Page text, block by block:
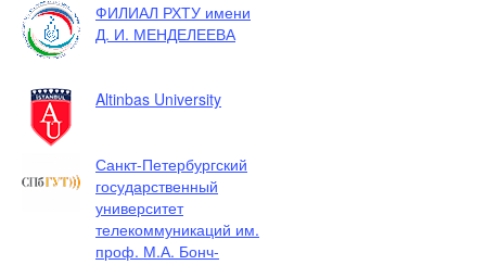
ФИЛИАЛ РХТУ имени
Д. И. МЕНДЕЛЕЕВА
Altinbas University
Санкт-Петербургский
государственный
университет
телекоммуникаций им.
проф. М.А. Бонч-